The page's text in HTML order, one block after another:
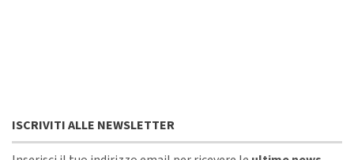
ISCRIVITI ALLE NEWSLETTER